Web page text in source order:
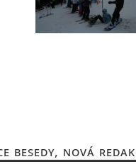
BESEDY, NOVÁ